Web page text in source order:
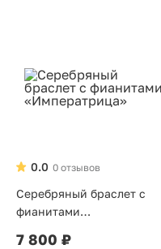
0 отзывов
0.0
Серебряный браслет с
фианитами
7 800 ₽